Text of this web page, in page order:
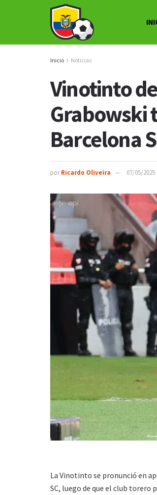
Inicio Noticias
Vinotinto
Grabowski
Barcelona
por Ricardo Oliveira 07/05/2025
La Vinotinto se pronunció en
SC, luego de que el club torero